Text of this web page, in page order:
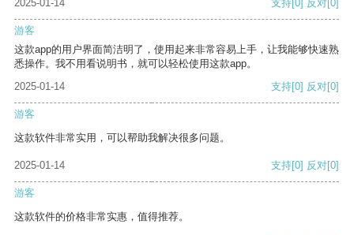
2025-01-14
支持[0] 反对[0]
游客
这款app的用户界面简洁明了，使用起来非常容易上手，让我能够快速熟
悉操作。我不用看说明书，就可以轻松使用这款app。
2025-01-14
支持[0] 反对[0]
游客
这款软件非常实用，可以帮助我解决很多问题。
2025-01-14 支持[0] 反对[0]
游客
这款软件的价格非常实惠，值得推荐。